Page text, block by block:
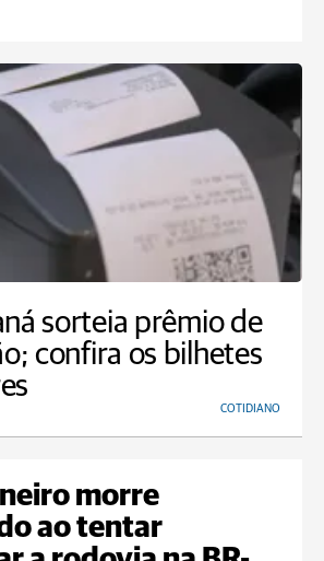
sorteia prêmio de
confira os bilhetes
COTIDIANO
morre
ao tentar